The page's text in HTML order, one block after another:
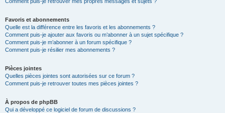
Favoris et abonnements
Quelle est la différence entre les favoris et les abonnements ?
Comment puis-je ajouter aux favoris ou m’abonner à un sujet spécifique ?
Comment puis-je m’abonner à un forum spécifique ?
Comment puis-je résilier mes abonnements ?
Pièces jointes
Quelles pièces jointes sont autorisées sur ce forum ?
Comment puis-je retrouver toutes mes pièces jointes ?
À propos de phpBB
Qui a développé ce logiciel de forum de discussions ?